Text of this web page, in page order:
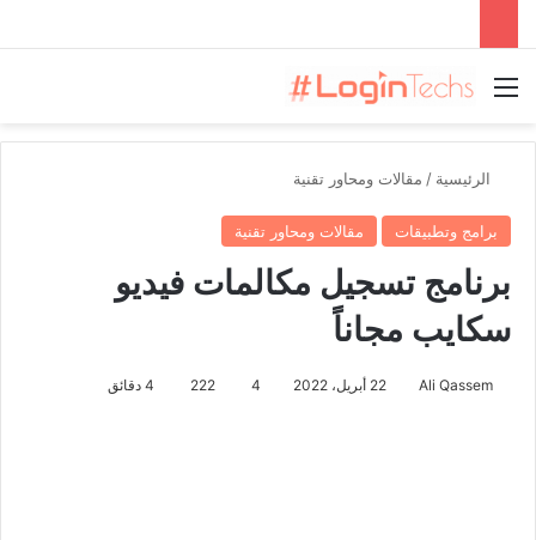
القائمة
الرئيسية / مقالات ومحاور تقنية
برامج وتطبيقات مقالات ومحاور تقنية
برنامج تسجيل مكالمات فيديو
سكايب مجاناً
Ali Qassem 22 أبريل، 2022 4
222